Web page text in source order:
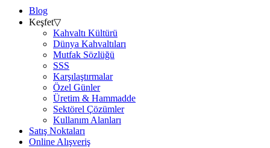
Blog
Keşfet▽
Kahvaltı Kültürü
Dünya Kahvaltıları
Mutfak Sözlüğü
SSS
Karşılaştırmalar
Özel Günler
Üretim & Hammadde
Sektörel Çözümler
Kullanım Alanları
Satış Noktaları
Online Alışveriş